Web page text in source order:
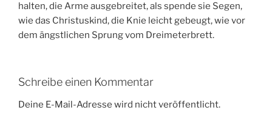
halten, die Arme ausgebreitet, als spende sie Segen,
wie das Christuskind, die Knie leicht gebeugt, wie vor
dem ängstlichen Sprung vom Dreimeterbrett.
Schreibe einen Kommentar
Deine E-Mail-Adresse wird nicht veröffentlicht.